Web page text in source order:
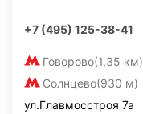
+7 (495) 125-38-41
Говорово(1,35 км)
Солнцево(930 м)
ул.Главмосстроя 7а